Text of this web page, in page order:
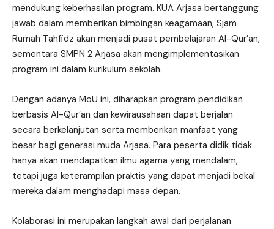
mendukung keberhasilan program. KUA Arjasa bertanggung
jawab dalam memberikan bimbingan keagamaan, Sjam
Rumah Tahfidz akan menjadi pusat pembelajaran Al-Qur’an,
sementara SMPN 2 Arjasa akan mengimplementasikan
program ini dalam kurikulum sekolah.
Dengan adanya MoU ini, diharapkan program pendidikan
berbasis Al-Qur’an dan kewirausahaan dapat berjalan
secara berkelanjutan serta memberikan manfaat yang
besar bagi generasi muda Arjasa. Para peserta didik tidak
hanya akan mendapatkan ilmu agama yang mendalam,
tetapi juga keterampilan praktis yang dapat menjadi bekal
mereka dalam menghadapi masa depan.
Kolaborasi ini merupakan langkah awal dari perjalanan